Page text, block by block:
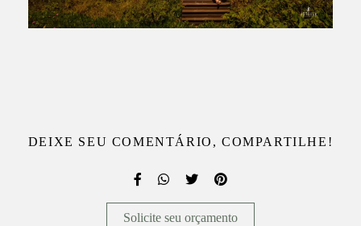
DEIXE SEU COMENTÁRIO, COMPARTILHE!
Solicite seu orçamento